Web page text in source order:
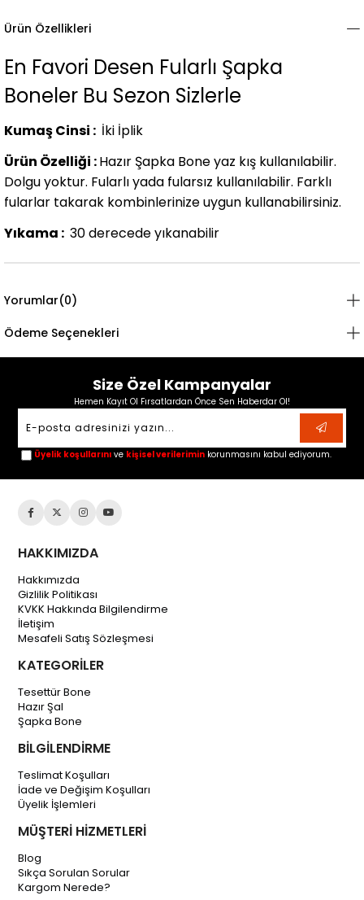
Ürün Özellikleri
En Favori Desen Fularlı Şapka
Boneler Bu Sezon Sizlerle
Kumaş Cinsi : İki İplik
Ürün Özelliği :Hazır Şapka Bone yaz kış kullanılabilir.
Dolgu yoktur. Fularlı yada fularsız kullanılabilir. Farklı
fularlar takarak kombinlerinize uygun kullanabilirsiniz.
Yıkama : 30 derecede yıkanabilir
Yorumlar(0)
Ödeme Seçenekleri
Size Özel Kampanyalar
Hemen Kayıt Ol Fırsatlardan Önce Sen Haberdar Ol!
Üyelik koşullarını ve kişisel verilerimin korunmasını kabul ediyorum.
HAKKIMIZDA
Hakkımızda
Gizlilik Politikası
KVKK Hakkında Bilgilendirme
İletişim
Mesafeli Satış Sözleşmesi
KATEGORİLER
Tesettür Bone
Hazır Şal
Şapka Bone
BİLGİLENDİRME
Teslimat Koşulları
İade ve Değişim Koşulları
Üyelik İşlemleri
MÜŞTERİ HİZMETLERİ
Blog
Sıkça Sorulan Sorular
Kargom Nerede?